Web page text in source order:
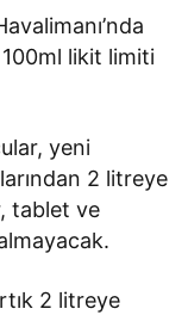
likit limiti
yeni
2 litreye
tablet ve
2 litreye